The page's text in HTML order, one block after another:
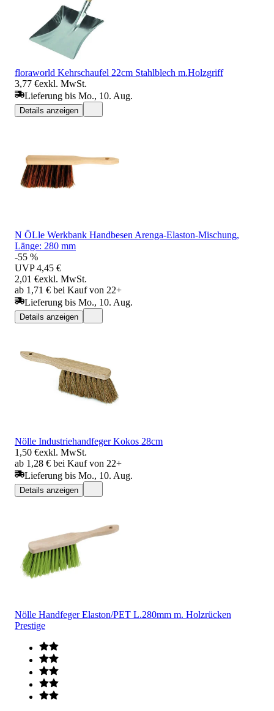
floraworld Kehrschaufel 22cm Stahlblech m.Holzgriff
3,77 €exkl. MwSt.
Lieferung bis Mo., 10. Aug.
Details anzeigen
N ÖLle Werkbank Handbesen Arenga-Elaston-Mischung,
Länge: 280 mm
-55 %
UVP 4,45 €
2,01 €exkl. MwSt.
ab 1,71 € bei Kauf von 22+
Lieferung bis Mo., 10. Aug.
Details anzeigen
Nölle Industriehandfeger Kokos 28cm
1,50 €exkl. MwSt.
ab 1,28 € bei Kauf von 22+
Lieferung bis Mo., 10. Aug.
Details anzeigen
Nölle Handfeger Elaston/PET L.280mm m. Holzrücken
Prestige